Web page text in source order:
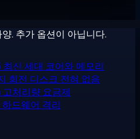
. 추가 옵션이 아닙니다.
최신 세대 코어와 메모리
회전 디스크 전혀 없음
고처리량 요금제
드웨어 격리